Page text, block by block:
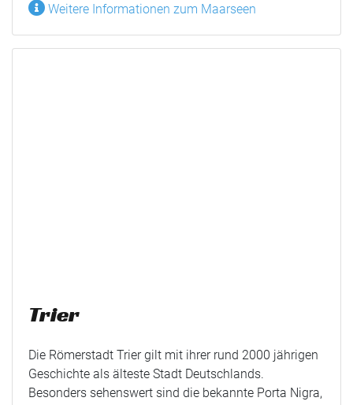
Weitere Informationen zum Maarseen
Trier
Die Römerstadt Trier gilt mit ihrer rund 2000 jährigen
Geschichte als älteste Stadt Deutschlands.
Besonders sehenswert sind die bekannte Porta Nigra,